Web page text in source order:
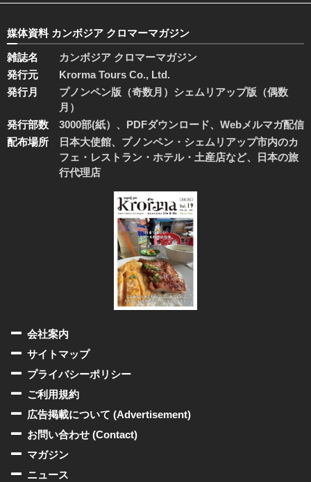
媒体資料 カンボジア クロマーマガジン
雑誌名
カンボジア クロマーマガジン
発行元
Krorma Tours Co., Ltd.
発行月
プノンペン版（奇数月）シェムリアップ版（偶数
月）
発行部数
3000部(紙）、PDFダウンロード、Webメルマガ配信
配布場所
日本大使館、プノンペン・シェムリアップ市内のカ
フェ・レストラン・ホテル・土産店など、日本の旅
行代理店
会社案内
サイトマップ
プライバシーポリシー
ご利用規約
広告掲載について (Advertisement)
お問い合わせ (Contact)
マガジン
ニュース